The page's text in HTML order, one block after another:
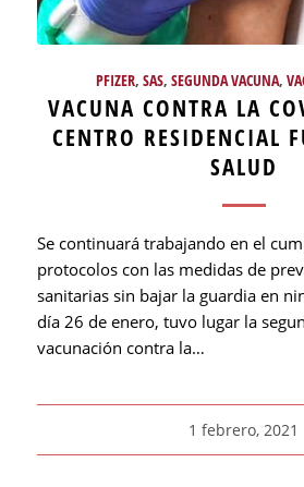
PFIZER,SAS,SEGUNDA VACUNA,
VACUNA CONTRA LA
CENTRO RESIDENCIAL
SALUD
Se continuará trabajando en el
protocolos con las medidas de
sanitarias sin bajar la guardia en
día 26 de enero, tuvo lugar la
vacunación contra la…
1 febrero, 2021